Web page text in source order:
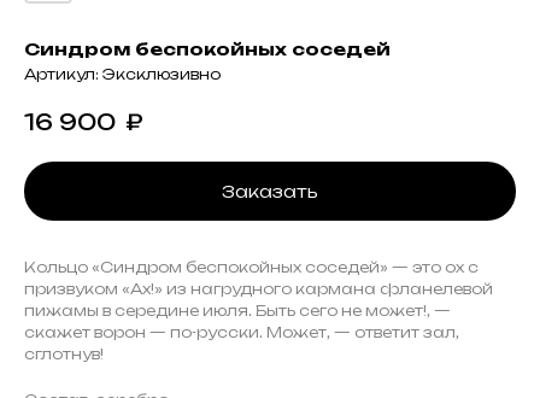
Синдром беспокойных соседей
Артикул: Эксклюзивно
16 900 ₽
Заказать
Кольцо «Синдром беспокойных соседей» — это ох с
призвуком «Ах!» из нагрудного кармана фланелевой
пижамы в середине июля. Быть сего не может!, —
скажет ворон — по-русски. Может, — ответит зал,
сглотнув!